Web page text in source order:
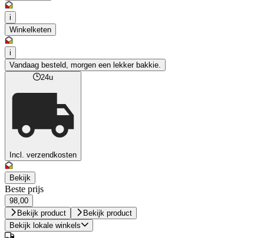
i
Winkelketen
i
Vandaag besteld, morgen een lekker bakkie.
24u
Incl. verzendkosten
Bekijk
Beste prijs
98,00
Bekijk product
Bekijk product
Bekijk lokale winkels